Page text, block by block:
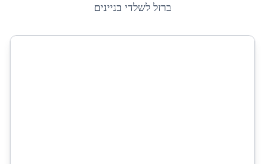
ברזל לשלדי בניינים